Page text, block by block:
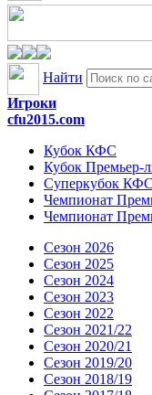
Найти
Игроки
cfu2015.com
Кубок КФС
Кубок Премьер-
Суперкубок КФС
Чемпионат
Чемпионат
Сезон 2026
Сезон 2025
Сезон 2024
Сезон 2023
Сезон 2022
Сезон 2021/22
Сезон 2020/21
Сезон 2019/20
Сезон 2018/19